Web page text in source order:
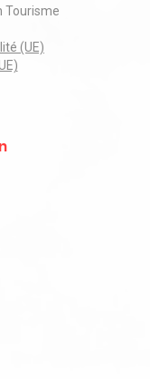
Tourisme
(UE)